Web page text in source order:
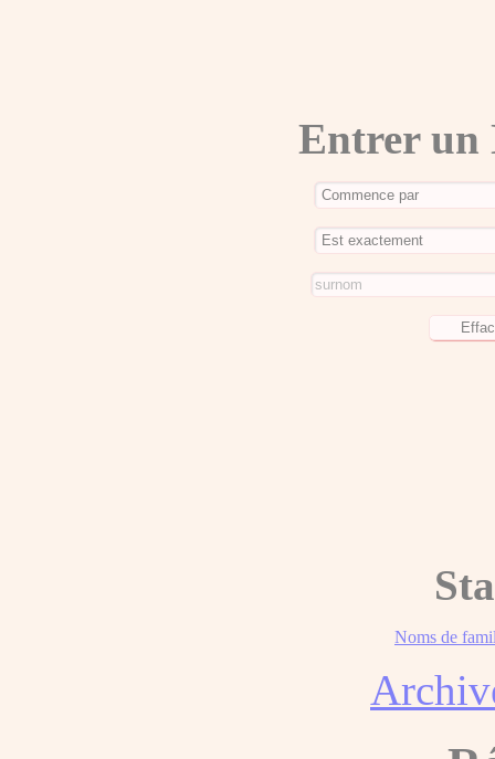
Entrer un
Noms de